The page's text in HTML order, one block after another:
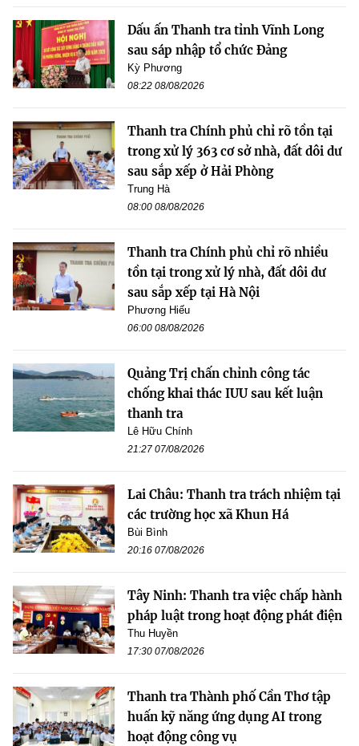
Dấu ấn Thanh tra tỉnh Vĩnh Long
sau sáp nhập tổ chức Đảng
Kỳ Phương
08:22 08/08/2026
Thanh tra Chính phủ chỉ rõ tồn tại
trong xử lý 363 cơ sở nhà, đất dôi dư
sau sắp xếp ở Hải Phòng
Trung Hà
08:00 08/08/2026
Thanh tra Chính phủ chỉ rõ nhiều
tồn tại trong xử lý nhà, đất dôi dư
sau sắp xếp tại Hà Nội
Phương Hiếu
06:00 08/08/2026
Quảng Trị chấn chỉnh công tác
chống khai thác IUU sau kết luận
thanh tra
Lê Hữu Chính
21:27 07/08/2026
Lai Châu: Thanh tra trách nhiệm tại
các trường học xã Khun Há
Bùi Bình
20:16 07/08/2026
Tây Ninh: Thanh tra việc chấp hành
pháp luật trong hoạt động phát điện
Thu Huyền
17:30 07/08/2026
Thanh tra Thành phố Cần Thơ tập
huấn kỹ năng ứng dụng AI trong
hoạt động công vụ